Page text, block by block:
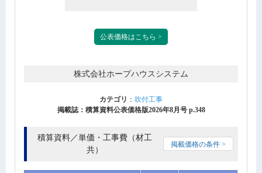
公表価格はこちら >
株式会社ホープハウスシステム
カテゴリ ： 吹付工事
掲載誌：積算資料公表価格版2026年8月号 p.348
積算資料／単価・工事費（材工
共）
掲載価格の条件 >